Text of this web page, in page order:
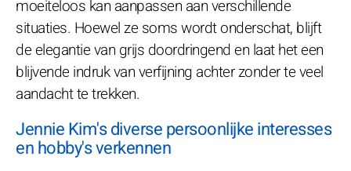
moeiteloos kan aanpassen aan verschillende
situaties. Hoewel ze soms wordt onderschat, blijft
de elegantie van grijs doordringend en laat het een
blijvende indruk van verfijning achter zonder te veel
aandacht te trekken.
Jennie Kim's diverse persoonlijke interesses
en hobby's verkennen